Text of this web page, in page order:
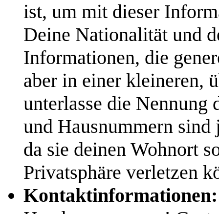
ist, um mit dieser
Deine Nationalität und
Informationen, die
aber in einer kleineren,
unterlasse die Nennung
und Hausnummern
da sie deinen Wohnort
Privatsphäre verletzen
Kontaktinformationen: